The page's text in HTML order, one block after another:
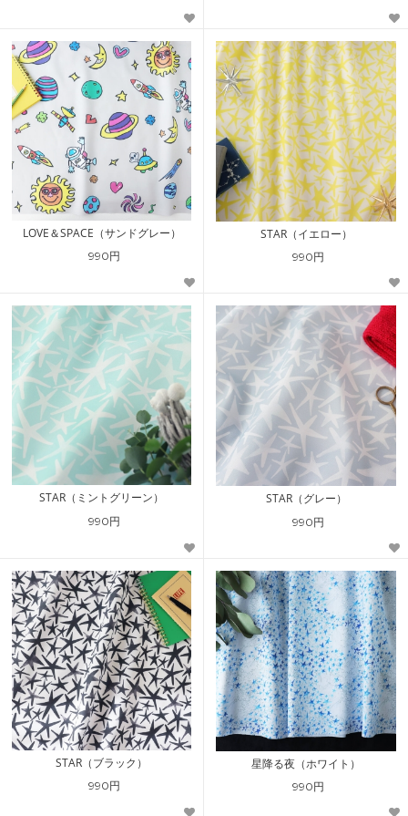
LOVE＆SPACE（サンドグレー）
990円
STAR（イエロー）
990円
STAR（ミントグリーン）
990円
STAR（グレー）
990円
STAR（ブラック）
990円
星降る夜（ホワイト）
990円